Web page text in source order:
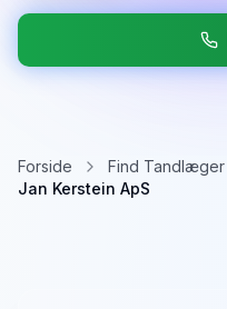
Forside Find Tandlæger
Jan Kerstein ApS